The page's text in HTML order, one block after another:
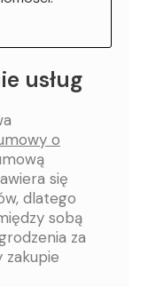
usług
o
się
dlatego
sobą
za